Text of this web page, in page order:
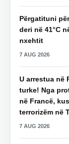
Përgatituni
deri në 41°C
nxehtit
7 AUG 2026
U arrestua në
turke! Nga
në Francë,
terrorizëm në
7 AUG 2026